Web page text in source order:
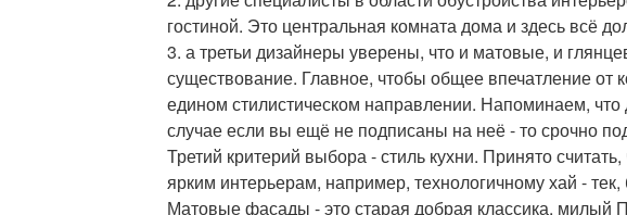
гостиной. Это центральная комната дома и здесь всё
3. а третьи дизайнеры уверены, что и матовые, и
существование. Главное, чтобы общее впечатление
едином стилистическом направлении. Напоминаем,
случае если вы ещё не подписаны на неё - то срочно
Третий критерий выбора - стиль кухни. Принято
ярким интерьерам, например, технологичному хай -
Матовые фасады - это старая добрая классика, милый